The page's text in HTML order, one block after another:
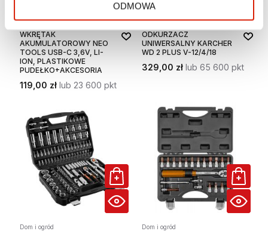
ODMOWA
Dom i ogród
WKRĘTAK
AKUMULATOROWY NEO
TOOLS USB-C 3,6V, LI-
ION, PLASTIKOWE
PUDEŁKO+AKCESORIA
119,00 zł lub 23 600 pkt
Dom i ogród
ODKURZACZ
UNIWERSALNY KARCHER
WD 2 PLUS V-12/4/18
329,00 zł lub 65 600 pkt
Dom i ogród Dom i ogród